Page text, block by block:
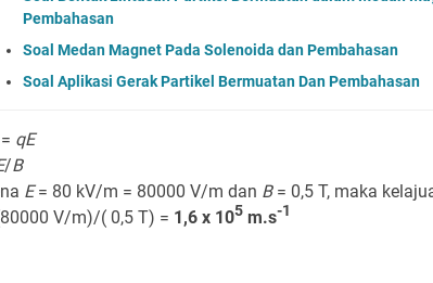
Pembahasan
Soal Medan Magnet Pada Solenoida dan Pembahasan
Soal Aplikasi Gerak Partikel Bermuatan Dan Pembahasan
= qE
/B
E= 80 kV/m = 80000 V/m dan B= 0,5 T, maka
V/m)/( 0,5 T) = 1,6 x 105 m.s-1